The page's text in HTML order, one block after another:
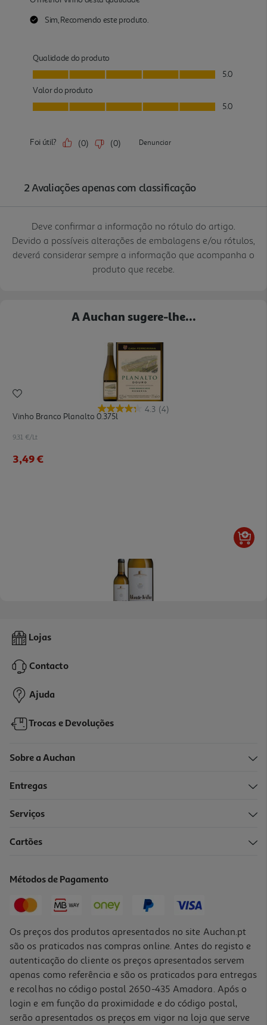
Deve confirmar a informação no rótulo do artigo.
Devido a possíveis alterações de embalagens e/ou rótulos,
deverá considerar sempre a informação que acompanha o
produto que recebe.
A Auchan sugere-lhe...
4.3 (4)
Vinho Branco Planalto 0.375l
9.31 €/Lt
3,49 €
Vinho Branco Monte Velho 0.375l
2,99 €
Lojas
Contacto
Ajuda
Trocas e Devoluções
Sobre a Auchan
Entregas
Serviços
Cartões
Métodos de Pagamento
Os preços dos produtos apresentados no site Auchan.pt
são os praticados nas compras online. Antes do registo e
autenticação do cliente os preços apresentados servem
apenas como referência e são os praticados para entregas
e recolhas no código postal 2650-435 Amadora. Após o
login e em função da proximidade e do código postal,
serão apresentados os preços em vigor na loja que serve